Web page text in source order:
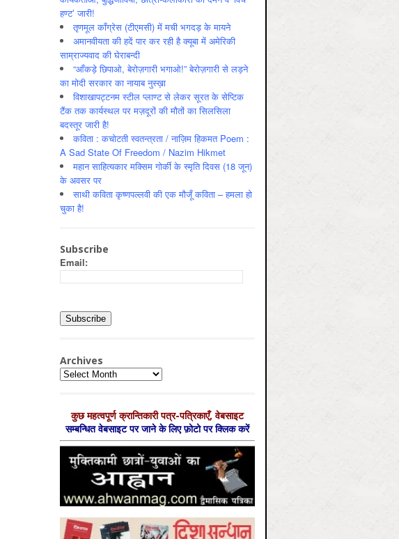
हण्ट’ जारी!
तृणमूल काँग्रेस (टीएमसी) में मची भगदड़ के मायने
अमानवीयता की हदें पार कर रही है क्यूबा में अमेरिकी
साम्राज्यवाद की घेराबन्दी
“आँकड़े छिपाओ, बेरोज़गारी भगाओ!” बेरोज़गारी से लड़ने
का मोदी सरकार का नायाब नुस्ख़ा
विशाखापट्टनम स्टील प्लाण्ट से लेकर सूरत के सेप्टिक
टैंक तक कार्यस्थल पर मज़दूरों की मौतों का सिलसिला
बदस्तूर जारी है!
कविता : कचोटती स्वतन्त्रता / नाज़िम हिकमत Poem :
A Sad State Of Freedom / Nazim Hikmet
महान साहित्यकार मक्सिम गोर्की के स्मृति दिवस (18 जून)
के अवसर पर
साथी कविता कृष्णपल्लवी की एक मौजूँ कविता – हमला हो
चुका है!
Subscribe
Email:
Archives
Archives
कुछ महत्‍वपूर्ण क्रान्तिकारी पत्र-पत्रिकाएँ, वेबसाइट
सम्‍बन्धित वेबसाइट पर जाने के लिए फ़ोटो पर क्लिक करें